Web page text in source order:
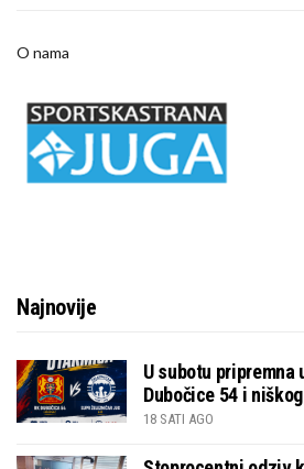
O nama
Najnovije
U subotu
Dubočice 54 i
18 SATI AGO